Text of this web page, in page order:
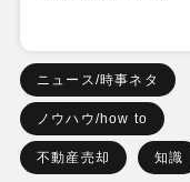
ニュース/時事ネタ
ノウハウ/how to
不動産売却 知識